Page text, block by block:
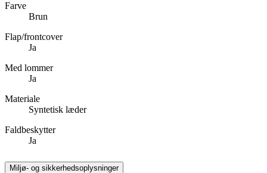
Farve
Brun
Flap/frontcover
Ja
Med lommer
Ja
Materiale
Syntetisk læder
Faldbeskytter
Ja
Miljø- og sikkerhedsoplysninger